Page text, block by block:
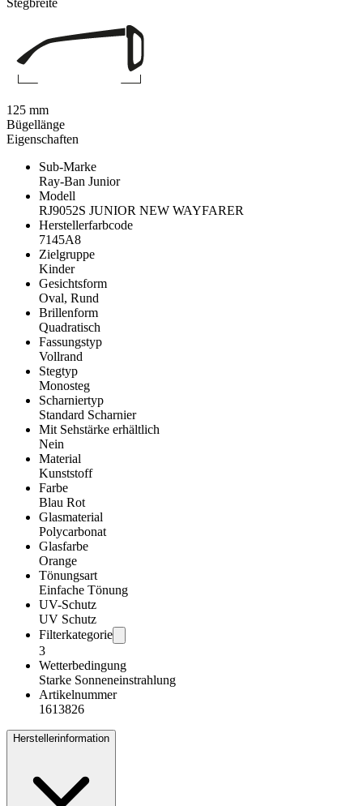
Eigenschaften
Sub-Marke
Ray-Ban Junior
Modell
RJ9052S JUNIOR NEW WAYFARER
Herstellerfarbcode
7145A8
Zielgruppe
Kinder
Gesichtsform
Oval, Rund
Brillenform
Quadratisch
Fassungstyp
Vollrand
Stegtyp
Monosteg
Scharniertyp
Standard Scharnier
Mit Sehstärke erhältlich
Nein
Material
Kunststoff
Farbe
Blau Rot
Glasmaterial
Polycarbonat
Glasfarbe
Orange
Tönungsart
Einfache Tönung
UV-Schutz
UV Schutz
Filterkategorie
3
Wetterbedingung
Starke Sonneneinstrahlung
Artikelnummer
1613826
Herstellerinformation
Stegbreite
125 mm
Bügellänge